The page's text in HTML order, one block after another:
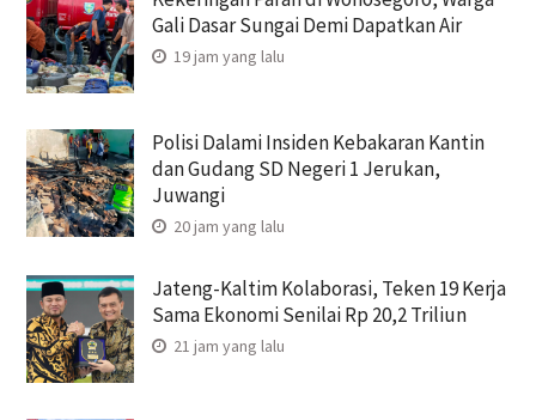
Gali Dasar Sungai Demi Dapatkan Air
19 jam yang lalu
Polisi Dalami Insiden Kebakaran Kantin
dan Gudang SD Negeri 1 Jerukan,
Juwangi
20 jam yang lalu
Jateng-Kaltim Kolaborasi, Teken 19 Kerja
Sama Ekonomi Senilai Rp 20,2 Triliun
21 jam yang lalu